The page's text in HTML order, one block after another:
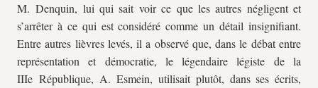
M. Denquin, lui qui sait voir ce que les autres négligent et
s’arrêter à ce qui est considéré comme un détail insignifiant.
Entre autres lièvres levés, il a observé que, dans le débat entre
représentation et démocratie, le légendaire légiste de la
IIIe République, A. Esmein, utilisait plutôt, dans ses écrits,